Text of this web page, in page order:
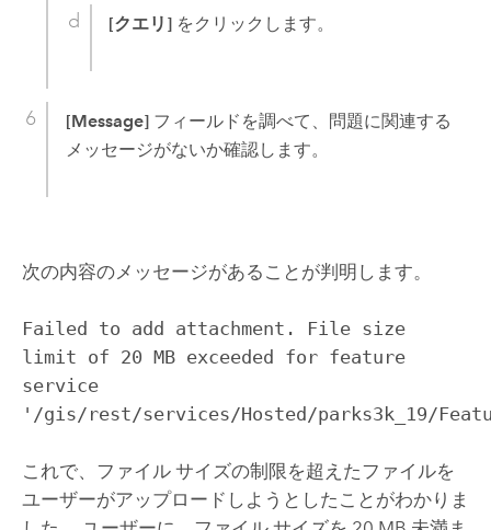
[クエリ] をクリックします。
[Message]フィールドを調べて、問題に関連する
メッセージがないか確認します。
次の内容のメッセージがあることが判明します。
Failed to add attachment. File size
limit of 20 MB exceeded for feature
service
'/gis/rest/services/Hosted/parks3k_19/
これで、ファイル サイズの制限を超えたファイルを
ユーザーがアップロードしようとしたことがわかりま